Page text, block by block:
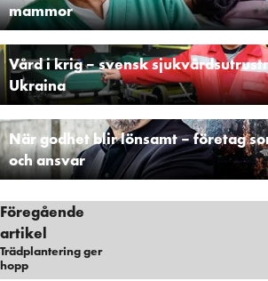
mammor
Vård i krig – svensk
Ukraina
När godhet blir lönsamt – företag
och ansvar
Föregående
artikel
Trädplantering ger
hopp